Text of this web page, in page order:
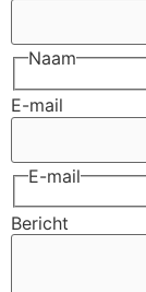
Naam
E-mail
E-mail
Bericht